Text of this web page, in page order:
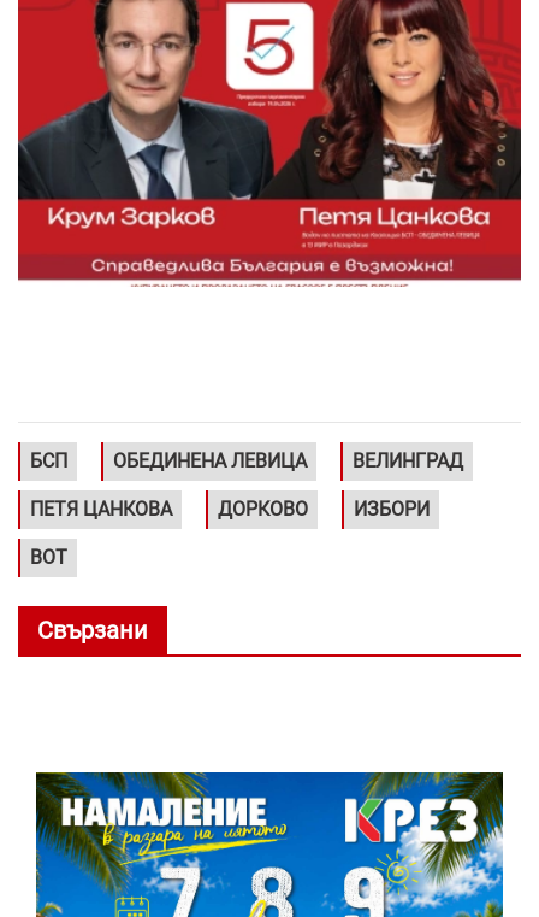
БСП ОБЕДИНЕНА ЛЕВИЦА ВЕЛИНГРАД
ПЕТЯ ЦАНКОВА ДОРКОВО ИЗБОРИ
ВОТ
Свързани